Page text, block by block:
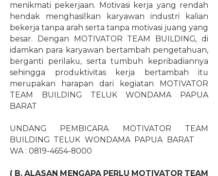
menikmati pekerjaan. Motivasi kerja yang rendah
hendak menghasilkan karyawan industri kalian
bekerja tanpa arah serta tanpa motivasi juang yang
besar. Dengan MOTIVATOR TEAM BUILDING, di
idamkan para karyawan bertambah pengetahuan,
berganti perilaku, serta tumbuh kepribadiannya
sehingga produktivitas kerja bertambah itu
merupakan harapan dari kegiatan MOTIVATOR
TEAM BUILDING TELUK WONDAMA PAPUA
BARAT
UNDANG PEMBICARA MOTIVATOR TEAM
BUILDING TELUK WONDAMA PAPUA BARAT
WA : 0819-4654-8000
( B. ALASAN MENGAPA PERLU MOTIVATOR TEAM